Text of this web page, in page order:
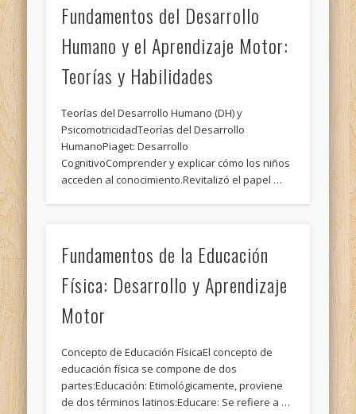
Fundamentos del Desarrollo
Humano y el Aprendizaje Motor:
Teorías y Habilidades
Teorías del Desarrollo Humano (DH) y
PsicomotricidadTeorías del Desarrollo
HumanoPiaget: Desarrollo
CognitivoComprender y explicar cómo los niños
acceden al conocimiento.Revitalizó el papel …
Fundamentos de la Educación
Física: Desarrollo y Aprendizaje
Motor
Concepto de Educación FísicaEl concepto de
educación física se compone de dos
partes:Educación: Etimológicamente, proviene
de dos términos latinos:Educare: Se refiere a …